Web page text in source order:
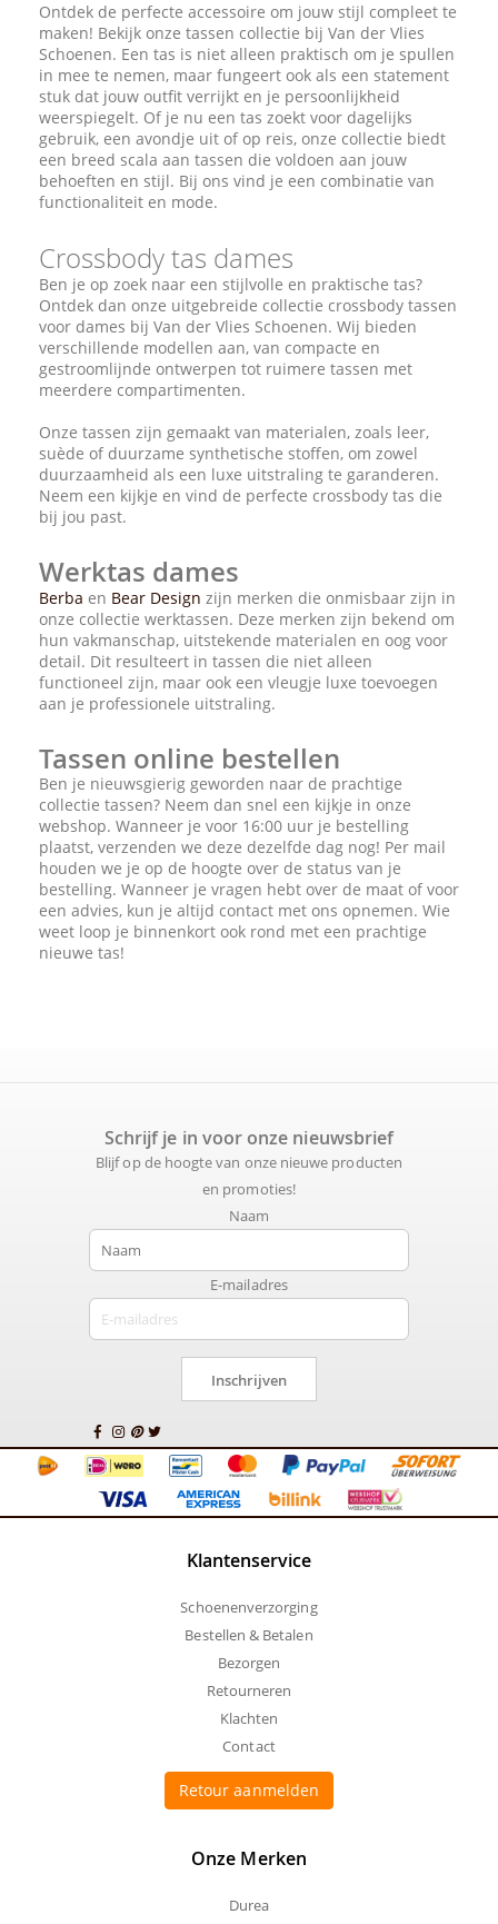
Ontdek de perfecte accessoire om jouw stijl compleet te
maken! Bekijk onze tassen collectie bij Van der Vlies
Schoenen. Een tas is niet alleen praktisch om je spullen
in mee te nemen, maar fungeert ook als een statement
stuk dat jouw outfit verrijkt en je persoonlijkheid
weerspiegelt. Of je nu een tas zoekt voor dagelijks
gebruik, een avondje uit of op reis, onze collectie biedt
een breed scala aan tassen die voldoen aan jouw
behoeften en stijl. Bij ons vind je een combinatie van
functionaliteit en mode.
Crossbody tas dames
Ben je op zoek naar een stijlvolle en praktische tas?
Ontdek dan onze uitgebreide collectie crossbody tassen
voor dames bij Van der Vlies Schoenen. Wij bieden
verschillende modellen aan, van compacte en
gestroomlijnde ontwerpen tot ruimere tassen met
meerdere compartimenten.
Onze tassen zijn gemaakt van materialen, zoals leer,
suède of duurzame synthetische stoffen, om zowel
duurzaamheid als een luxe uitstraling te garanderen.
Neem een kijkje en vind de perfecte crossbody tas die
bij jou past.
Werktas dames
Berba en Bear Design zijn merken die onmisbaar zijn in
onze collectie werktassen. Deze merken zijn bekend om
hun vakmanschap, uitstekende materialen en oog voor
detail. Dit resulteert in tassen die niet alleen
functioneel zijn, maar ook een vleugje luxe toevoegen
aan je professionele uitstraling.
Tassen online bestellen
Ben je nieuwsgierig geworden naar de prachtige
collectie tassen? Neem dan snel een kijkje in onze
webshop. Wanneer je voor 16:00 uur je bestelling
plaatst, verzenden we deze dezelfde dag nog! Per mail
houden we je op de hoogte over de status van je
bestelling. Wanneer je vragen hebt over de maat of voor
een advies, kun je altijd contact met ons opnemen. Wie
weet loop je binnenkort ook rond met een prachtige
nieuwe tas!
Schrijf je in voor onze nieuwsbrief
Blijf op de hoogte van onze nieuwe producten
en promoties!
Naam
E-mailadres
Inschrijven
Klantenservice
Schoenenverzorging
Bestellen & Betalen
Bezorgen
Retourneren
Klachten
Contact
Retour aanmelden
Onze Merken
Durea